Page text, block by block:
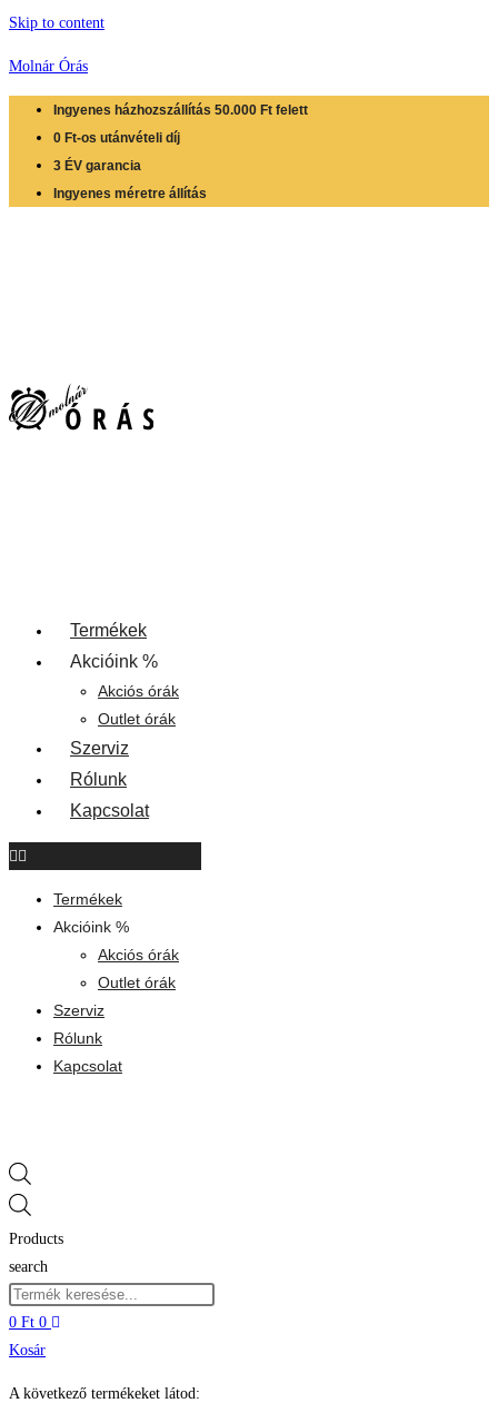
Skip to content
Molnár Órás
Ingyenes házhozszállítás 50.000 Ft felett
0 Ft-os utánvételi díj
3 ÉV garancia
Ingyenes méretre állítás
Termékek
Akcióink %
Akciós órák
Outlet órák
Szerviz
Rólunk
Kapcsolat
Termékek
Akcióink %
Akciós órák
Outlet órák
Szerviz
Rólunk
Kapcsolat
Products
search
0 Ft 0
Kosár
A következő termékeket látod: